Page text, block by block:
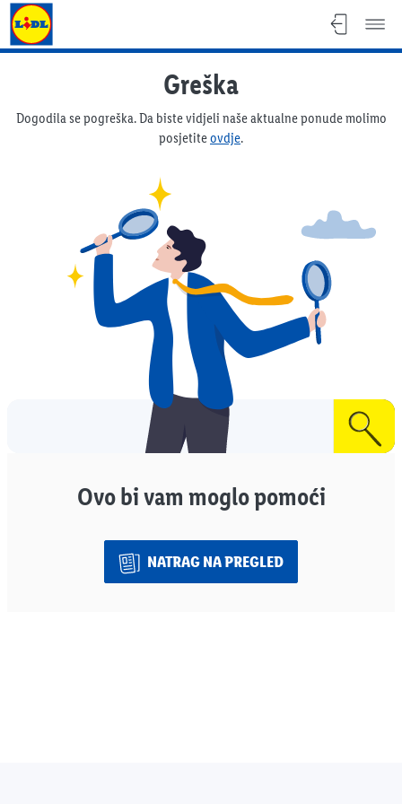
Lidl katalog
Greška
Dogodila se pogreška. Da biste vidjeli naše aktualne ponude molimo
posjetiteovdje.
Ovo bi vam moglo pomoći
NATRAG NA PREGLED